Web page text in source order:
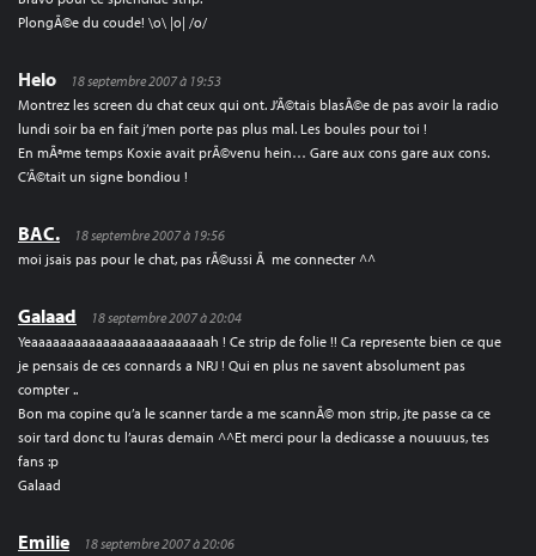
PlongÃ©e du coude! \o\ |o| /o/
Helo
18 septembre 2007 à 19:53
Montrez les screen du chat ceux qui ont. J’Ã©tais blasÃ©e de pas avoir la radio
lundi soir ba en fait j’men porte pas plus mal. Les boules pour toi !
En mÃªme temps Koxie avait prÃ©venu hein… Gare aux cons gare aux cons.
C’Ã©tait un signe bondiou !
BAC.
18 septembre 2007 à 19:56
moi jsais pas pour le chat, pas rÃ©ussi Ã me connecter ^^
Galaad
18 septembre 2007 à 20:04
Yeaaaaaaaaaaaaaaaaaaaaaaaaah ! Ce strip de folie !! Ca represente bien ce que
je pensais de ces connards a NRJ ! Qui en plus ne savent absolument pas
compter ..
Bon ma copine qu’a le scanner tarde a me scannÃ© mon strip, jte passe ca ce
soir tard donc tu l’auras demain ^^Et merci pour la dedicasse a nouuuus, tes
fans :p
Galaad
Emilie
18 septembre 2007 à 20:06